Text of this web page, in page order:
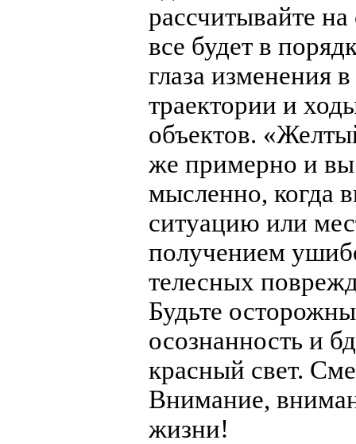
рассчитывайте
все будет в
глаза изменения
траектории и
объектов.
же примерно и вы
мысленно, когда
ситуацию или
получением
телесных
Будьте
осознанность и
красный свет.
Внимание,
жизни!